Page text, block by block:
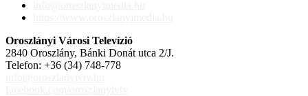
Oroszlányi Városi Televízió
2840 Oroszlány, Bánki Donát utca 2/J.
Telefon: +36 (34) 748-778